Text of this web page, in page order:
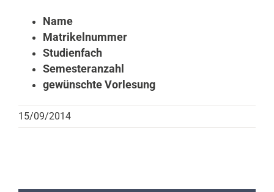
Name
Matrikelnummer
Studienfach
Semesteranzahl
gewünschte Vorlesung
15/09/2014